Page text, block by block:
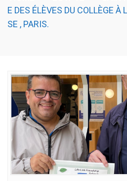
E DES ÉLÈVES DU COLLÈGE
SE , PARIS.